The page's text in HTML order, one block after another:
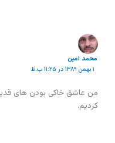
محمد امین
۱ بهمن ۱۳۸۹ در ۱۱:۲۵ ب.ظ
من عاشق خاکی بودن های
کردیم.